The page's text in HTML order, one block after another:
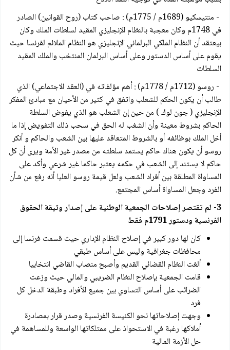
- منتيسكيو (1689م / 1775م) : صاحب كتاب (روح القوانين) الصادر
في 1748م وكان معجبة بالنظام الإنجليزي المقيد لسلطات الملك وكان
بيعتقد أن النظام الملكي البرلماني الإنجليزي هو النظام الملائم لفرنسا حيث
يقوم على أساس الدستور وعلى أساس البرلمان المنتخب والملك المقيد
السلطات
- روسو (1712م / 1778م) : أهم مؤلفاته في (العقد الاجتماعي) الذي
طالب أن يكون الحكم للشعلب واتفق في كثير من الأحيان مع مبادئ المفكر
الإنجليزي ( جون لوك ) من حين إن الشعلب هو الذي يفوض السلطة
الحاكم بشروط معينة وأن الشغب له الحق في سحب ذلك التفويض إذا ما
أخل الملك بوظائفه أو بالشروط المتعاقد عليها بين الشعب والحاكم و أنكر
روسو أن يكون هناك حاكم يستمد سلطته من مصدر غير الأمة ويرى أن كل
حاكم لا يستند إلى الشعب في حكمه يعتبر حاكما غير شرعي وأكد على
المساواة المطلقة بين أفراد الشعب ولعل قيمة روسو العليا أنه رفع من شأن
الفرد وجعل المساواة أساس المجتمع.
3- لم تقتصر إصلاحات الجمعية الوطنية على إصدار وثيقة الحقوق
الفرنسية ودستور 1791م فقط
كان لها دور كبير في إصلاح النظام الإداري حيث قسمت فرنسا إلى
محافظات جغرافية وليس على أساس طبقي
ألغت النظام القضائي القديم وأصبح منصاب القاضي انتخابيا
قامت الجمعية بإصلاح النظام الضريبي والمالي حيث وزعت
الضرائب على أساس التساوي بين جميع الأفراد وطبقة الدخل كل
فرد
وجهت إصلاحاتها نحو الكنيسة الفرنسية وصدر قرار بمصادرة
أملاكها رغبة في الاستحواذ على ممتلكاتها الواسعة وللمساهمة في
حل الأزمة المالية